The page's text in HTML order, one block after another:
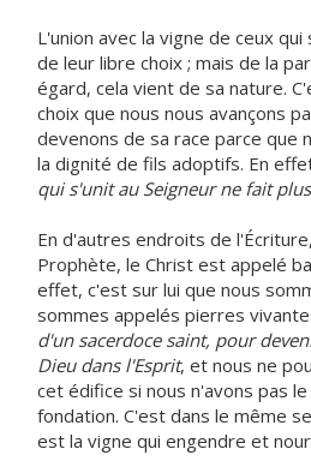
L'union avec la vigne de ceux
de leur libre choix ; mais de la
égard, cela vient de sa nature.
choix que nous nous avançons
devenons de sa race parce que
la dignité de fils adoptifs. En
qui s'unit au Seigneur ne fait
En d'autres endroits de
Prophète, le Christ est appelé
effet, c'est sur lui que nous
sommes appelés pierres
d'un sacerdoce saint, pour
Dieu dans l'Esprit, et nous ne
cet édifice si nous n'avons pas
fondation. C'est dans le même
est la vigne qui engendre et